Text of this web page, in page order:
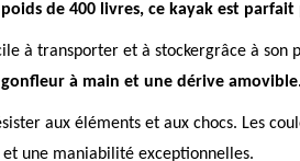
de 400 livres, ce kayak est
à transporter et à stockergrâce à son
à main et une dérive
aux éléments et aux chocs. Les
une maniabilité exceptionnelles.